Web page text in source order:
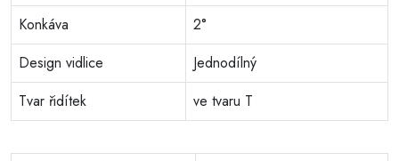
Konkáva
2°
Design vidlice
Jednodílný
Tvar řidítek
ve tvaru T